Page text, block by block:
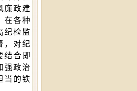
廉政建
在各种
纪检监
，对纪
结合即
强政治
当的铁